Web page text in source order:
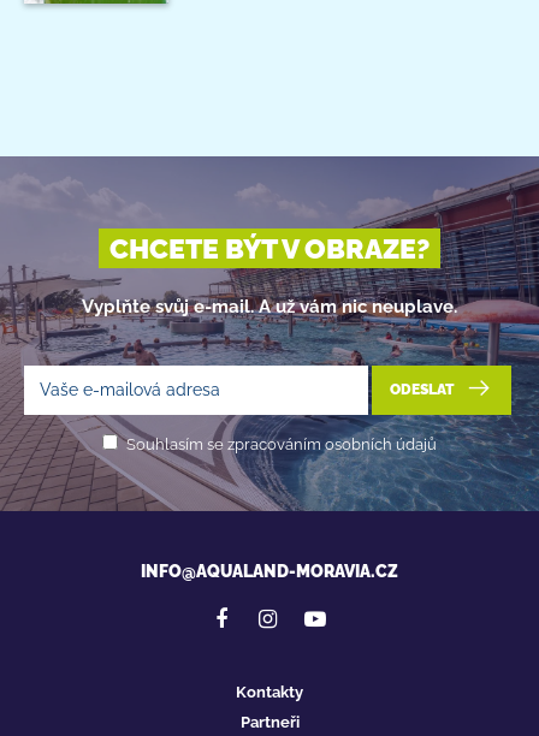
CHCETE BÝT V OBRAZE?
Vyplňte svůj e-mail. A už vám nic neuplave.
ODESLAT
Souhlasím se zpracováním osobních údajů
INFO@AQUALAND-MORAVIA.CZ
Kontakty
Partneři